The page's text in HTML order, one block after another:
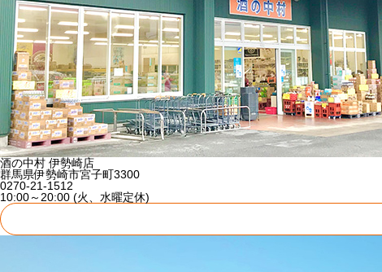
酒の中村 伊勢崎店
群馬県伊勢崎市宮子町3300
0270-21-1512
10:00～20:00 (火、水曜定休)